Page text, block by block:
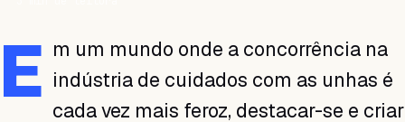
E m um mundo onde a concorrência na
indústria de cuidados com as unhas é
cada vez mais feroz, destacar-se e criar